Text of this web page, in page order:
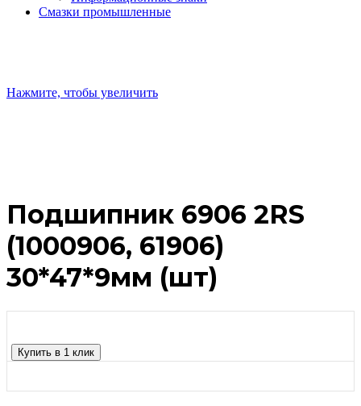
Смазки промышленные
Нажмите, чтобы увеличить
Подшипник 6906 2RS
(1000906, 61906)
30*47*9мм (шт)
Купить в 1 клик